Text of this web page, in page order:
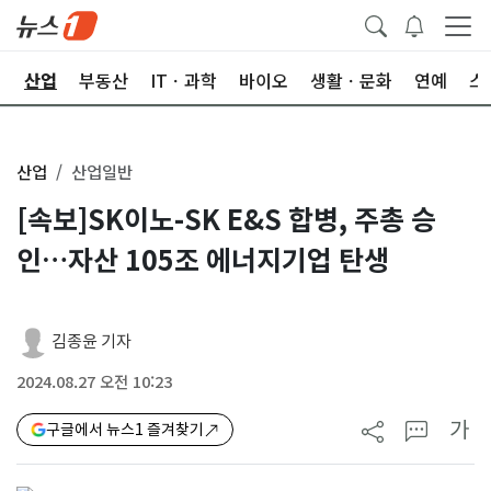
산업 부동산 ITㆍ과학 바이오 생활ㆍ문화 연예 스
산업 산업일반
[속보]SK이노-SK E&S 합병, 주총 승
인…자산 105조 에너지기업 탄생
김종윤 기자
2024.08.27 오전 10:23
구글에서 뉴스1 즐겨찾기 가